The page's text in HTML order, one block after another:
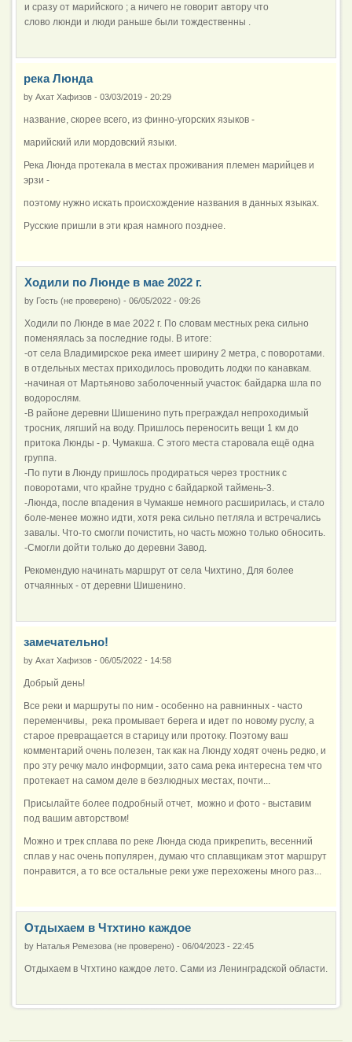
и сразу от марийского ; а ничего не говорит автору что
слово люнди и люди раньше были тождественны .
река Люнда
by Ахат Хафизов - 03/03/2019 - 20:29
название, скорее всего, из финно-угорских языков -
марийский или мордовский языки.
Река Люнда протекала в местах проживания племен марийцев и
эрзи -
поэтому нужно искать происхождение названия в данных языках.
Русские пришли в эти края намного позднее.
Ходили по Люнде в мае 2022 г.
by Гость (не проверено) - 06/05/2022 - 09:26
Ходили по Люнде в мае 2022 г. По словам местных река сильно
поменяялась за последние годы. В итоге:
-от села Владимирское река имеет ширину 2 метра, с поворотами.
в отдельных местах приходилось проводить лодки по канавкам.
-начиная от Мартьяново заболоченный участок: байдарка шла по
водорослям.
-В районе деревни Шишенино путь преграждал непроходимый
тросник, лягший на воду. Пришлось переносить вещи 1 км до
притока Люнды - р. Чумакша. С этого места старовала ещё одна
группа.
-По пути в Люнду пришлось продираться через тростник с
поворотами, что крайне трудно с байдаркой таймень-3.
-Люнда, после впадения в Чумакше немного расширилась, и стало
боле-менее можно идти, хотя река сильно петляла и встречались
завалы. Что-то смогли почистить, но часть можно только обносить.
-Смогли дойти только до деревни Завод.
Рекомендую начинать маршрут от села Чихтино, Для более
отчаянных - от деревни Шишенино.
замечательно!
by Ахат Хафизов - 06/05/2022 - 14:58
Добрый день!
Все реки и маршруты по ним - особенно на равнинных - часто
переменчивы, река промывает берега и идет по новому руслу, а
старое превращается в старицу или протоку. Поэтому ваш
комментарий очень полезен, так как на Люнду ходят очень редко, и
про эту речку мало информции, зато сама река интересна тем что
протекает на самом деле в безлюдных местах, почти...
Присылайте более подробный отчет, можно и фото - выставим
под вашим авторством!
Можно и трек сплава по реке Люнда сюда прикрепить, весенний
сплав у нас очень популярен, думаю что сплавщикам этот маршрут
понравится, а то все остальные реки уже перехожены много раз...
Отдыхаем в Чтхтино каждое
by Наталья Ремезова (не проверено) - 06/04/2023 - 22:45
Отдыхаем в Чтхтино каждое лето. Сами из Ленинградской области.